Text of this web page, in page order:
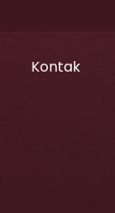
Kontak